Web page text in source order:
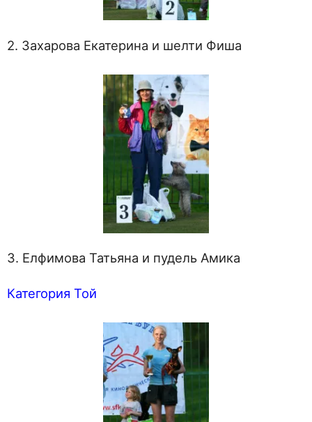
2. Захарова Екатерина и шелти Фиша
3. Елфимова Татьяна и пудель Амика
Категория Той